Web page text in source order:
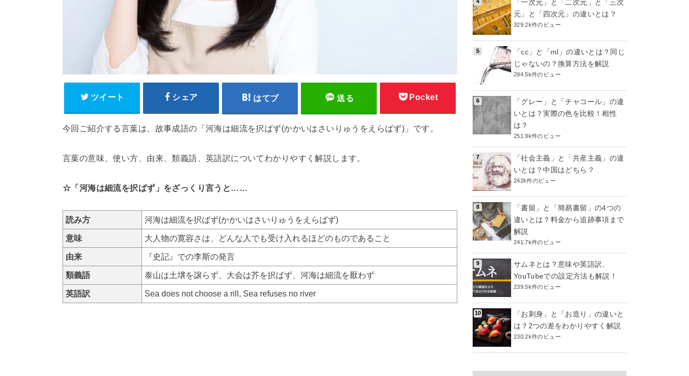
ツイート シェア はてブ 送る Pocket
今回ご紹介する言葉は、故事成語の「河海は細流を択ばず(かかいはさいりゅうをえらばず)」です。
言葉の意味、使い方、由来、類義語、英語訳についてわかりやすく解説します。
☆「河海は細流を択ばず」をざっくり言うと……
読み方 河海は細流を択ばず(かかいはさいりゅうをえらばず)
意味 大人物の寛容さは、どんな人でも受け入れるほどのものであること
由来 『史記』での李斯の発言
類義語 泰山は土壌を譲らず、大会は芥を択ばず、河海は細流を厭わず
英語訳 Sea does not choose a rill, Sea refuses no river
「一次元」と「二次元」と「三次
元」と「四次元」の違いとは？
329.2k件のビュー
「cc」と「ml」の違いとは？同じ
じゃないの？換算方法を解説
294.5k件のビュー
「グレー」と「チャコール」の違
いとは？実際の色を比較！相性
は？
251.9k件のビュー
「社会主義」と「共産主義」の違
いとは？中国はどちら？
242k件のビュー
「書留」と「簡易書留」の4つの
違いとは？料金から追跡事項まで
解説
241.7k件のビュー
サムネとは？意味や英語訳、
YouTubeでの設定方法も解説！
239.5k件のビュー
「お刺身」と「お造り」の違いと
は？2つの差をわかりやすく解説
230.2k件のビュー